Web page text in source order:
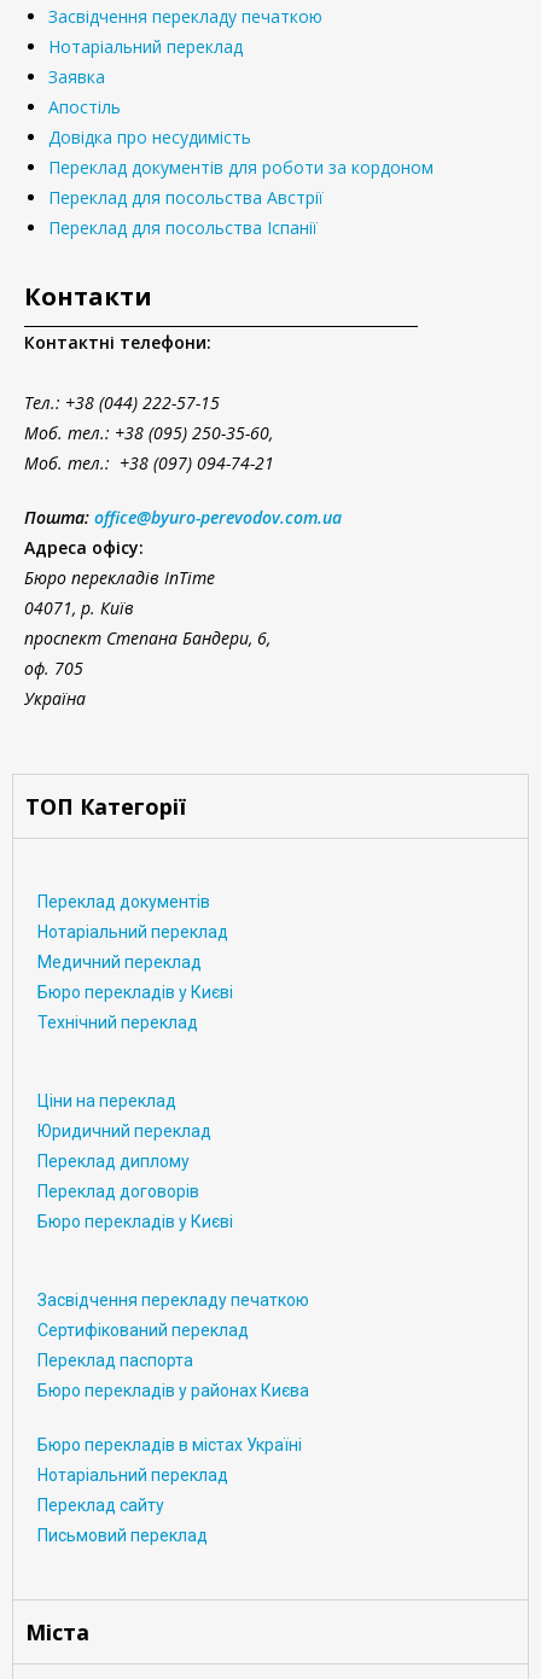
Засвідчення перекладу печаткою
Нотаріальний переклад
Заявка
Апостіль
Довідка про несудимість
Переклад документів для роботи за кордоном
Переклад для посольства Австрії
Переклад для посольства Іспанії
Контакти
Контактні телефони:
Тел.: +38 (044) 222-57-15
Моб. тел.: +38 (095) 250-35-60,
Моб. тел.: +38 (097) 094-74-21
Пошта: office@byuro-perevodov.com.ua
Адреса офісу:
Бюро перекладів InTime
04071, р. Київ
проспект Степана Бандери, 6,
оф. 705
Україна
ТОП Категорії
Переклад документів
Нотаріальний переклад
Медичний переклад
Бюро перекладів у Києві
Технічний переклад
Ціни на переклад
Юридичний переклад
Переклад диплому
Переклад договорів
Бюро перекладів у Києві
Засвідчення перекладу печаткою
Сертифікований переклад
Переклад паспорта
Бюро перекладів у районах Києва
Бюро перекладів в містах Україні
Нотаріальний переклад
Переклад сайту
Письмовий переклад
Міста